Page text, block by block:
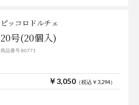
ピッコロドルチェ
20号(20個入)
商品番号 80771
￥3,050（税込￥3,294）